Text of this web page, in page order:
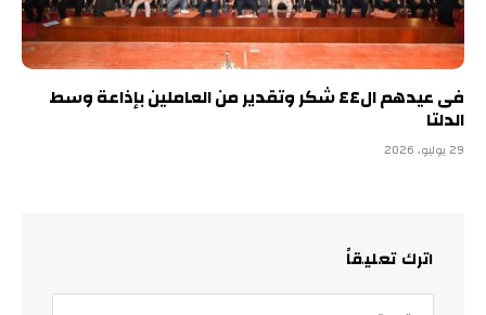
فى عيدهم ال٤٤ شكر وتقدير من العاملين بإذاعة وسط
الدلتا
29 يوليو، 2026
اترك تعليقاً